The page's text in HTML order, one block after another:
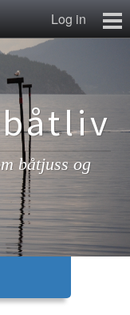
Log in
Lenkesamling
Kontakt
båtjuss og